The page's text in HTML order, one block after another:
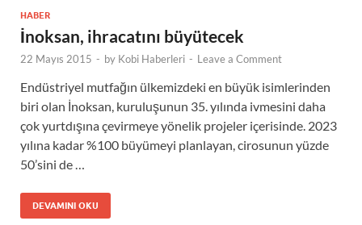
HABER
İnoksan, ihracatını büyütecek
22 Mayıs 2015 - by Kobi Haberleri - Leave a Comment
Endüstriyel mutfağın ülkemizdeki en büyük isimlerinden
biri olan İnoksan, kuruluşunun 35. yılında ivmesini daha
çok yurtdışına çevirmeye yönelik projeler içerisinde. 2023
yılına kadar %100 büyümeyi planlayan, cirosunun yüzde
50’sini de …
DEVAMINI OKU